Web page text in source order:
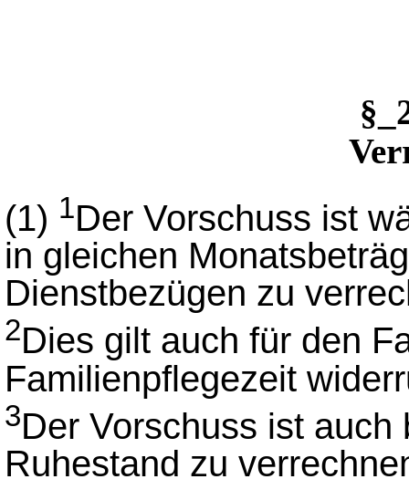
(1) 1Der Vorschuss ist
in gleichen
Dienstbezügen zu
2Dies gilt auch für den
Familienpflegezeit
3Der Vorschuss ist
Ruhestand zu